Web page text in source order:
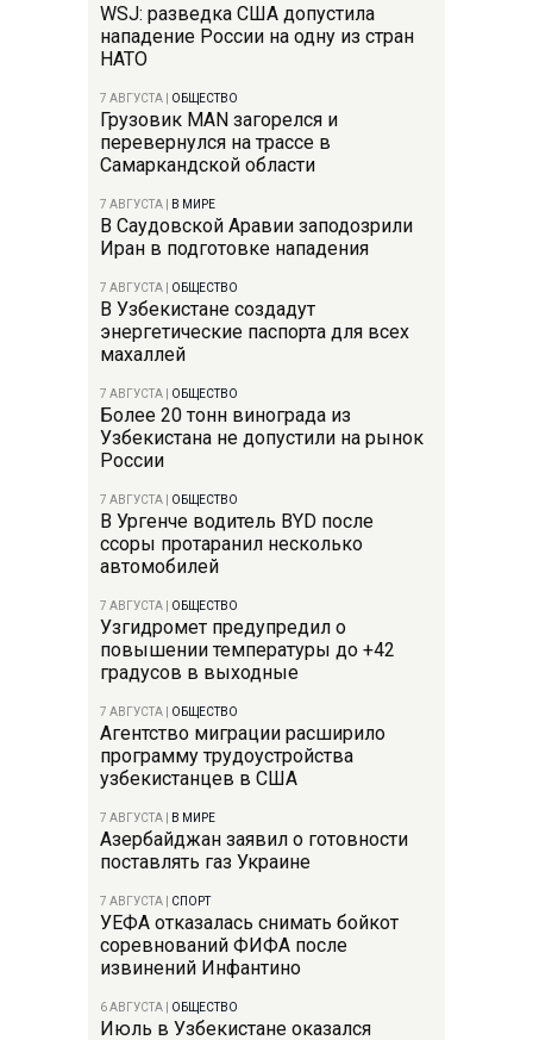
WSJ: разведка США допустила
нападение России на одну из стран
НАТО
7 АВГУСТА ОБЩЕСТВО
Грузовик MAN загорелся и
перевернулся на трассе в
Самаркандской области
7 АВГУСТА В МИРЕ
В Саудовской Аравии заподозрили
Иран в подготовке нападения
7 АВГУСТА ОБЩЕСТВО
В Узбекистане создадут
энергетические паспорта для всех
махаллей
7 АВГУСТА ОБЩЕСТВО
Более 20 тонн винограда из
Узбекистана не допустили на рынок
России
7 АВГУСТА ОБЩЕСТВО
В Ургенче водитель BYD после
ссоры протаранил несколько
автомобилей
7 АВГУСТА ОБЩЕСТВО
Узгидромет предупредил о
повышении температуры до +42
градусов в выходные
7 АВГУСТА ОБЩЕСТВО
Агентство миграции расширило
программу трудоустройства
узбекистанцев в США
7 АВГУСТА В МИРЕ
Азербайджан заявил о готовности
поставлять газ Украине
7 АВГУСТА СПОРТ
УЕФА отказалась снимать бойкот
соревнований ФИФА после
извинений Инфантино
6 АВГУСТА ОБЩЕСТВО
Июль в Узбекистане оказался